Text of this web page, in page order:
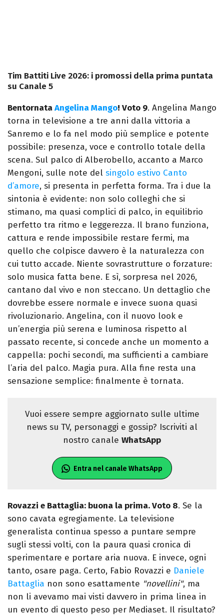
Tim Battiti Live 2026: i promossi della prima puntata
su Canale 5
BentornataAngelina Mango! Voto 9. Angelina Mango
torna in televisione a tre anni dalla vittoria a
Sanremo e lo fa nel modo più semplice e potente
possibile: presenza, voce e controllo totale della
scena. Sul palco di Alberobello, accanto a Marco
Mengoni, sulle note del singolo estivo Canto
d’amore, si presenta in perfetta forma. Tra i due la
sintonia è evidente: non solo colleghi che si
stimano, ma quasi complici di palco, in equilibrio
perfetto tra ritmo e leggerezza. Il brano funziona,
cattura e rende impossibile restare fermi, ma
quello che colpisce davvero è la naturalezza con
cui tutto accade. Niente sovrastrutture o forzature:
solo musica fatta bene. E sì, sorpresa nel 2026,
cantano dal vivo e non steccano. Un dettaglio che
dovrebbe essere normale e invece suona quasi
rivoluzionario. Angelina, con il nuovo look e
un’energia più serena e luminosa rispetto al
passato recente, si concede anche un momento a
cappella: pochi secondi, ma sufficienti a cambiare
l’aria del palco. Magia pura. Alla fine resta una
sensazione semplice: finalmente è tornata.
Vuoi essere sempre aggiornato sulle ultime
news su TV, personaggi e gossip? Iscriviti al
nostro canale WhatsApp
Entra nel canale WhatsApp
Rovazzi e Battaglia: buona la prima. Voto 8. Se la
sono cavata egregiamente. La televisione
generalista continua spesso a puntare sempre
sugli stessi volti, con la paura quasi cronica di
sperimentare e portare aria nuova. E invece, ogni
tanto, osare paga. Certo, Fabio Rovazzi e Daniele
Battaglia non sono esattamente "novellini", ma
non li avevamo mai visti davvero in prima linea in
un evento di questo peso per Mediaset. Il risultato?